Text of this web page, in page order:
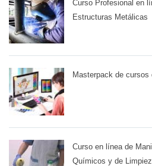
Curso Profesional en
Estructuras Metálicas
Masterpack de
Curso en línea de
Químicos y de